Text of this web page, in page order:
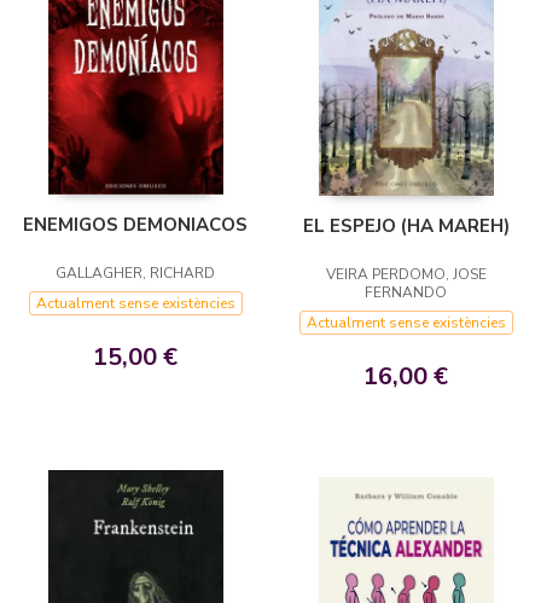
ENEMIGOS DEMONIACOS
GALLAGHER, RICHARD
Actualment sense existències
15,00 €
EL ESPEJO (HA MAREH)
VEIRA PERDOMO, JOSE
FERNANDO
Actualment sense existències
16,00 €